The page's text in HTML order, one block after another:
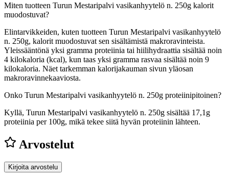
Miten tuotteen Turun Mestaripalvi vasikanhyytelö n. 250g kalorit
muodostuvat?
Elintarvikkeiden, kuten tuotteen Turun Mestaripalvi vasikanhyytelö
n. 250g, kalorit muodostuvat sen sisältämistä makroravinteista.
Yleissääntönä yksi gramma proteiinia tai hiilihydraattia sisältää noin
4 kilokaloria (kcal), kun taas yksi gramma rasvaa sisältää noin 9
kilokaloria. Näet tarkemman kalorijakauman sivun yläosan
makroravinnekaaviosta.
Onko Turun Mestaripalvi vasikanhyytelö n. 250g proteiinipitoinen?
Kyllä, Turun Mestaripalvi vasikanhyytelö n. 250g sisältää 17,1g
proteiinia per 100g, mikä tekee siitä hyvän proteiinin lähteen.
Arvostelut
Kirjoita arvostelu